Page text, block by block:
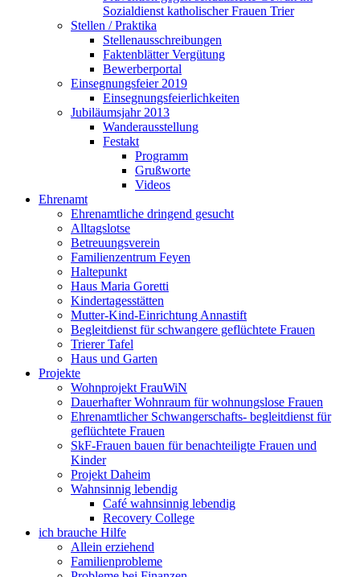
Sozialdienst katholischer Frauen Trier
Stellen / Praktika
Stellenausschreibungen
Faktenblätter Vergütung
Bewerberportal
Einsegnungsfeier 2019
Einsegnungsfeierlichkeiten
Jubiläumsjahr 2013
Wanderausstellung
Festakt
Programm
Grußworte
Videos
Ehrenamt
Ehrenamtliche dringend gesucht
Alltagslotse
Betreuungsverein
Familienzentrum Feyen
Haltepunkt
Haus Maria Goretti
Kindertagesstätten
Mutter-Kind-Einrichtung Annastift
Begleitdienst für schwangere geflüchtete Frauen
Trierer Tafel
Haus und Garten
Projekte
Wohnprojekt FrauWiN
Dauerhafter Wohnraum für wohnungslose Frauen
Ehrenamtlicher Schwangerschafts- begleitdienst für
geflüchtete Frauen
SkF-Frauen bauen für benachteiligte Frauen und
Kinder
Projekt Daheim
Wahnsinnig lebendig
Café wahnsinnig lebendig
Recovery College
ich brauche Hilfe
Allein erziehend
Familienprobleme